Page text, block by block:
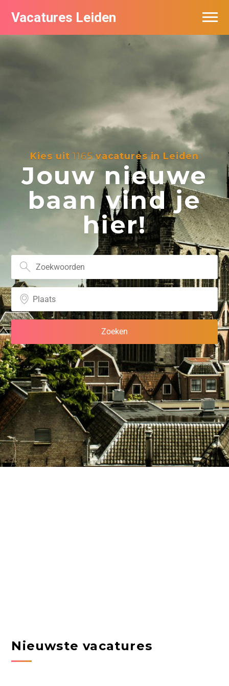
Vacatures Leiden
Kies uit1165vacatures in Leiden
Jouw nieuwe
baan vind je
hier!
Nieuwste vacatures
Vacatures per bedrijf